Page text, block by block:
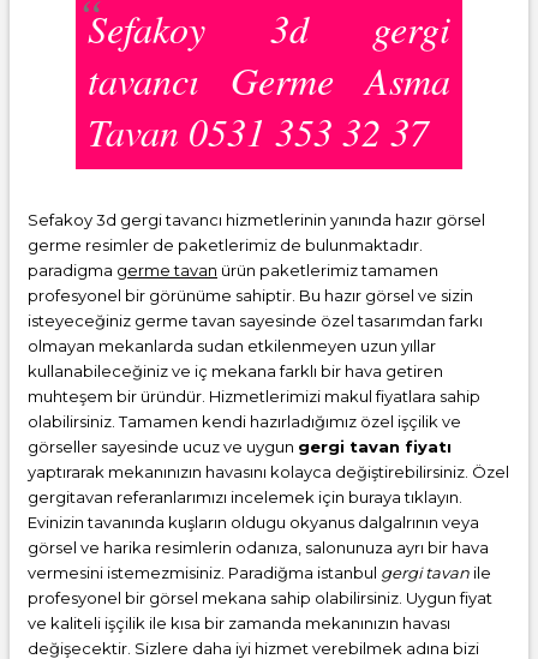
Sefakoy 3d gergi
tavancı Germe Asma
Tavan 0531 353 32 37
Sefakoy 3d gergi tavancı hizmetlerinin yanında hazır görsel
germe resimler de paketlerimiz de bulunmaktadır.
paradigma germe tavan ürün paketlerimiz tamamen
profesyonel bir görünüme sahiptir. Bu hazır görsel ve sizin
isteyeceğiniz germe tavan sayesinde özel tasarımdan farkı
olmayan mekanlarda sudan etkilenmeyen uzun yıllar
kullanabileceğiniz ve iç mekana farklı bir hava getiren
muhteşem bir üründür. Hizmetlerimizi makul fiyatlara sahip
olabilirsiniz. Tamamen kendi hazırladığımız özel işçilik ve
görseller sayesinde ucuz ve uygun gergi tavan fiyatı
yaptırarak mekanınızın havasını kolayca değiştirebilirsiniz. Özel
gergitavan referanlarımızı incelemek için buraya tıklayın.
Evinizin tavanında kuşların oldugu okyanus dalgalrının veya
görsel ve harika resimlerin odanıza, salonunuza ayrı bir hava
vermesini istemezmisiniz. Paradiğma istanbul gergi tavan ile
profesyonel bir görsel mekana sahip olabilirsiniz. Uygun fiyat
ve kaliteli işçilik ile kısa bir zamanda mekanınızın havası
değişecektir. Sizlere daha iyi hizmet verebilmek adına bizi